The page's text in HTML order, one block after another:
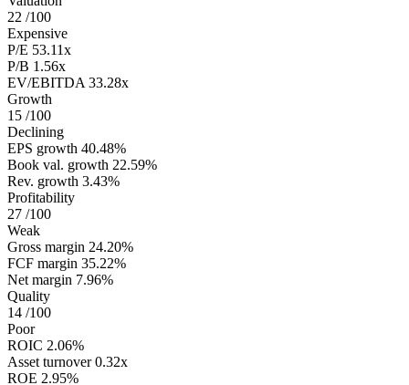
22 /100
Expensive
P/E 53.11x
P/B 1.56x
EV/EBITDA 33.28x
Growth
15 /100
Declining
EPS growth 40.48%
Book val. growth 22.59%
Rev. growth 3.43%
Profitability
27 /100
Weak
Gross margin 24.20%
FCF margin 35.22%
Net margin 7.96%
Quality
14 /100
Poor
ROIC 2.06%
Asset turnover 0.32x
ROE 2.95%